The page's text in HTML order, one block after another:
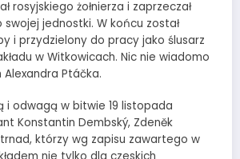
rosyjskiego żołnierza i zaprzeczał
jednostki. W końcu został
i przydzielony do pracy jako ślusarz
w Witkowicach. Nic nie wiadomo
Ptáčka.
i odwagą w bitwie 19 listopada
Konstantin Dembský, Zdeněk
którzy wg zapisu zawartego w